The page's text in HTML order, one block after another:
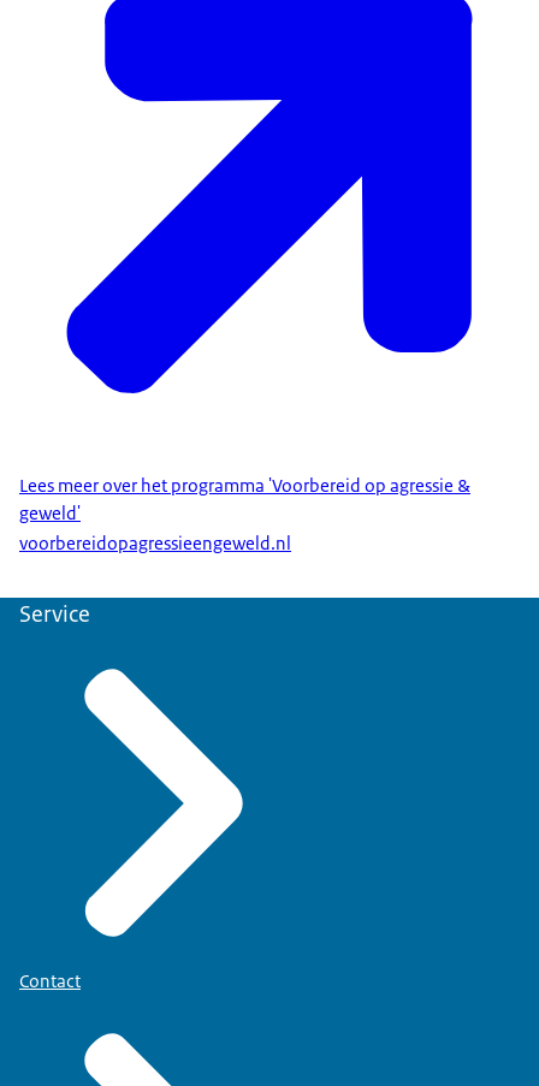
kanalen waarvan je liever niet hebt dat
handreiking ‘Veilig online’ gemaakt. En wij zetten
in op kennis en onderzoek. Dat wil zeggen dat we
ook de wetenschappelijke kennis... die wordt
opgedaan eigenlijk doorvertalen naar de praktijk.
Klinkt voor mij als een goed doordachte en
gedegen aanpak, Annemarie. Wat zou je andere
organisaties mee willen geven? Wat kunnen zij van
jullie aanpak leren?
Nou, dank voor het compliment.
Ik denk dat bij ons drie elementen goed gewerkt
denk dat we een heel goede samenwerking
hebben met de organisaties. Dus alles wat wij
maken en doen, doen wij in overleg met de
transparant in wat zij willen delen... waar ook
hebben in hun aanpak. En drie: Wij hebben in
onze stuurgroep een vertegenwoordiging op hoog
managementniveau... en dat geeft de urgentie,
maar ook het draagvlak aan dat het belangrijk is
dat we hiermee aan de slag zijn. Heb je dan nog
een gouden tip voor andere organisaties die net
als jullie aan de slag willen hiermee?
Ik denk dat de gouden tip is: Je bent niet alleen als
organisatie. Naast ons programma, zijn er ook
overal opnieuw uit te vinden, dus maak vooral
gebruik... van wat andere organisaties maken.
Ook onze producten zijn daarvoor beschikbaar.
Lees meer over het programma 'Voorbereid op agressie &
geweld'
voorbereidopagressieengeweld.nl
Service
Contact